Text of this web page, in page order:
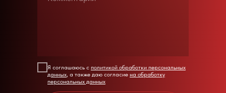
Я соглашаюсь с политикой обработки персональных
данных, а также даю согласие на обработку
персональных данных